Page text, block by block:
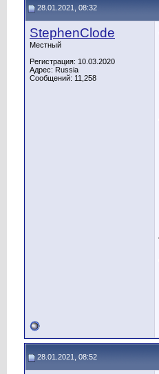
28.01.2021, 08:32
StephenClode
Местный
Регистрация: 10.03.2020
Адрес: Russia
Сообщений: 11,258
28.01.2021, 08:52